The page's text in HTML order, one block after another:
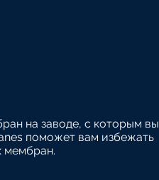
на заводе, с которым вы
поможет вам избежать
мембран.